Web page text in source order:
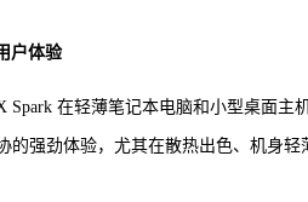
户体验
Spark 在轻薄笔记本电脑和小型桌面
的强劲体验，尤其在散热出色、机身